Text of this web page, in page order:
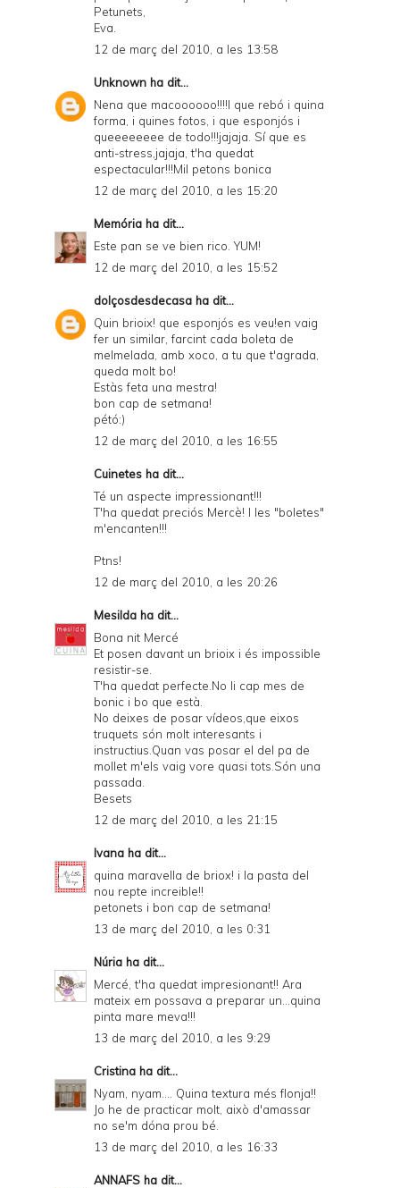
Petunets,
Eva.
12 de març del 2010, a les 13:58
Unknown ha dit...
Nena que macoooooo!!!!I que rebó i quina
forma, i quines fotos, i que esponjós i
queeeeeeee de todo!!!jajaja. Sí que es
anti-stress,jajaja, t'ha quedat
espectacular!!!Mil petons bonica
12 de març del 2010, a les 15:20
Memória ha dit...
Este pan se ve bien rico. YUM!
12 de març del 2010, a les 15:52
dolçosdesdecasa ha dit...
Quin brioix! que esponjós es veu!en vaig
fer un similar, farcint cada boleta de
melmelada, amb xoco, a tu que t'agrada,
queda molt bo!
Estàs feta una mestra!
bon cap de setmana!
pétó:)
12 de març del 2010, a les 16:55
Cuinetes ha dit...
Té un aspecte impressionant!!!
T'ha quedat preciós Mercè! I les "boletes"
m'encanten!!!
Ptns!
12 de març del 2010, a les 20:26
Mesilda ha dit...
Bona nit Mercé
Et posen davant un brioix i és impossible
resistir-se.
T'ha quedat perfecte.No li cap mes de
bonic i bo que està.
No deixes de posar vídeos,que eixos
truquets són molt interesants i
instructius.Quan vas posar el del pa de
mollet m'els vaig vore quasi tots.Són una
passada.
Besets
12 de març del 2010, a les 21:15
Ivana ha dit...
quina maravella de briox! i la pasta del
nou repte increible!!
petonets i bon cap de setmana!
13 de març del 2010, a les 0:31
Núria ha dit...
Mercé, t'ha quedat impresionant!! Ara
mateix em possava a preparar un...quina
pinta mare meva!!!
13 de març del 2010, a les 9:29
Cristina ha dit...
Nyam, nyam.... Quina textura més flonja!!
Jo he de practicar molt, això d'amassar
no se'm dóna prou bé.
13 de març del 2010, a les 16:33
ANNAFS ha dit...